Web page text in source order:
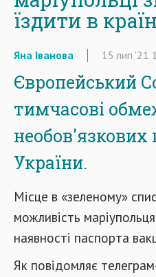
їздити в
Яна Іванова 15 лип '21
Європейський
тимчасові
необов'язкових
України.
Місце в «зеленому»
можливість
наявності паспорта
Як повідомляє